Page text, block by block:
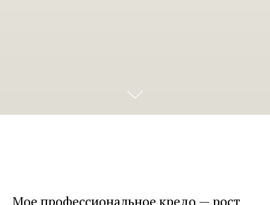
Мое профессиональное кредо — рост